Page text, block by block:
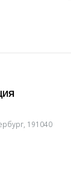
191040